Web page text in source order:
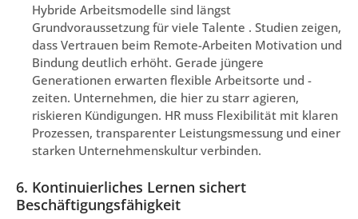
Hybride Arbeitsmodelle sind längst
Grundvoraussetzung für viele Talente . Studien zeigen,
dass Vertrauen beim Remote-Arbeiten Motivation und
Bindung deutlich erhöht. Gerade jüngere
Generationen erwarten flexible Arbeitsorte und -
zeiten. Unternehmen, die hier zu starr agieren,
riskieren Kündigungen. HR muss Flexibilität mit klaren
Prozessen, transparenter Leistungsmessung und einer
starken Unternehmenskultur verbinden.
6. Kontinuierliches Lernen sichert
Beschäftigungsfähigkeit